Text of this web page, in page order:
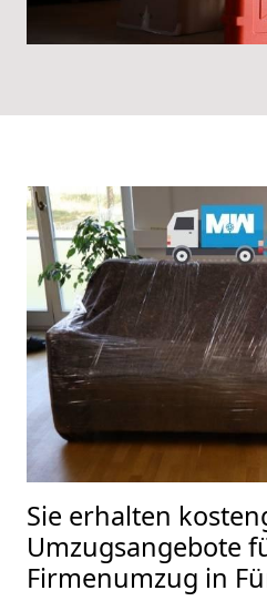
Sie erhalten
Umzugsangebote
Firmenumzug in